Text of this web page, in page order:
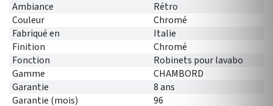
Ambiance
Rétro
Couleur
Chromé
Fabriqué en
Italie
Finition
Chromé
Fonction
Robinets pour lavabo
Gamme
CHAMBORD
Garantie
8 ans
Garantie (mois)
96